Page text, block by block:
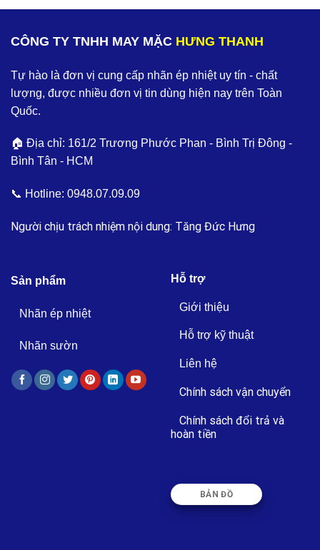
CÔNG TY TNHH MAY MẶC HƯNG THANH
Tự hào là đơn vị cung cấp nhãn ép nhiệt uy tín - chất
lượng, được nhiều đơn vị tin dùng hiện nay trên Toàn
Quốc.
🏠 Địa chỉ: 161/2 Trương Phước Phan - Bình Trị Đông -
Bình Tân - HCM
📞 Hotline: 0948.07.09.09
Người chịu trách nhiệm nội dung: Tăng Đức Hưng
Sản phẩm
Nhãn ép nhiệt
Nhãn sườn
Hỗ trợ
Giới thiệu
Hỗ trợ kỹ thuật
Liên hệ
Chính sách vận chuyển
Chính sách đổi trả và
hoàn tiền
BẢN ĐỒ